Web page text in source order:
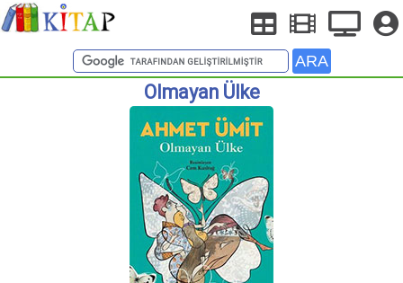
Olmayan Ülke